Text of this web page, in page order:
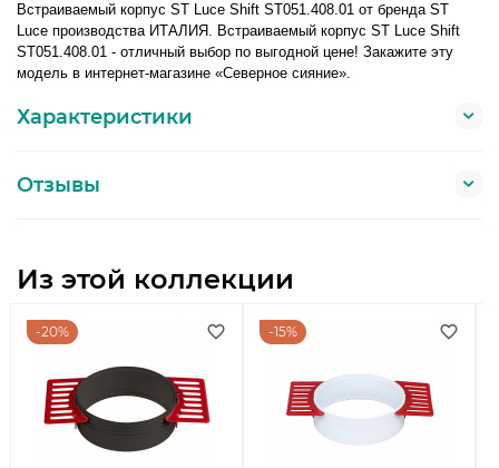
Встраиваемый корпус ST Luce Shift ST051.408.01 от бренда ST
Luce производства ИТАЛИЯ. Встраиваемый корпус ST Luce Shift
ST051.408.01 - отличный выбор по выгодной цене! Закажите эту
модель в интернет-магазине «Северное сияние».
Характеристики
Отзывы
Из этой коллекции
20% 15%